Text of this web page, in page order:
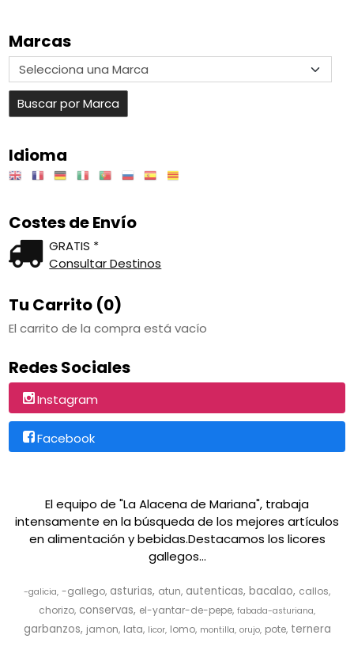
Marcas
Idioma
Costes de Envío
GRATIS *
Consultar Destinos
Tu Carrito (0)
El carrito de la compra está vacío
Redes Sociales
Instagram
Facebook
El equipo de "La Alacena de Mariana", trabaja
intensamente en la búsqueda de los mejores artículos
en alimentación y bebidas.Destacamos los licores
gallegos...
-galicia -gallego asturias atun autenticas bacalao callos
chorizo conservas el-yantar-de-pepe fabada-asturiana
garbanzos jamon lata licor lomo montilla orujo pote ternera